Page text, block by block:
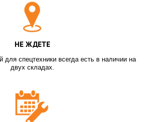
НЕ ЖДЕТЕ
для спецтехники всегда есть в наличии на
двух складах.